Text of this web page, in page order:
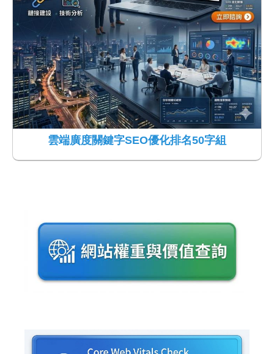
雲端廣度關鍵字SEO優化排名50字組